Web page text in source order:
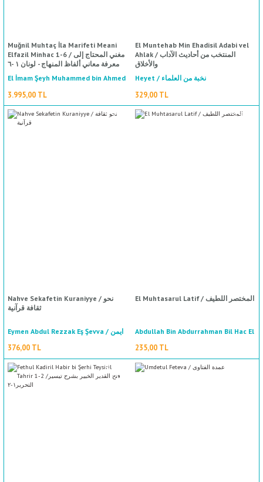
%50
Muğnil Muhtaç İla Marifeti Meani
Elfazil Minhac 1-6 / مغني المحتاج إلى
معرفة معاني ألفاظ المنهاج - لونان ١ -٦
El İmam Şeyh Muhammed bin Ahmed
El Hatib Eş Şirbini El Masri / الإمام
الشيخ محمد أحمد الخطيب الشربيني
المصري
3.995,00 TL
El Muntehab Min Ehadisil Adabi vel
Ahlak / المنتخب من أحاديث الآداب
والأخلاق
Heyet / نخبة من العلماء
329,00 TL
Nahve Sekafetin Kuraniyye / نحو
ثقافة قرآنية
Eymen Abdul Rezzak Eş Şevva / ايمن
عبد الرزاق الشوا
376,00 TL
El Muhtasarul Latif / المختصر اللطيف
Abdullah Bin Abdurrahman Bil Hac El
Hadrami / عبد الله بن عبد الرحمن بلحاج/
الحضرمي
235,00 TL